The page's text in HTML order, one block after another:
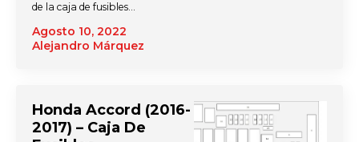
Agosto 10, 2022
Alejandro Márquez
de la caja de fusibles…
Honda Accord (2016-
2017) – Caja De